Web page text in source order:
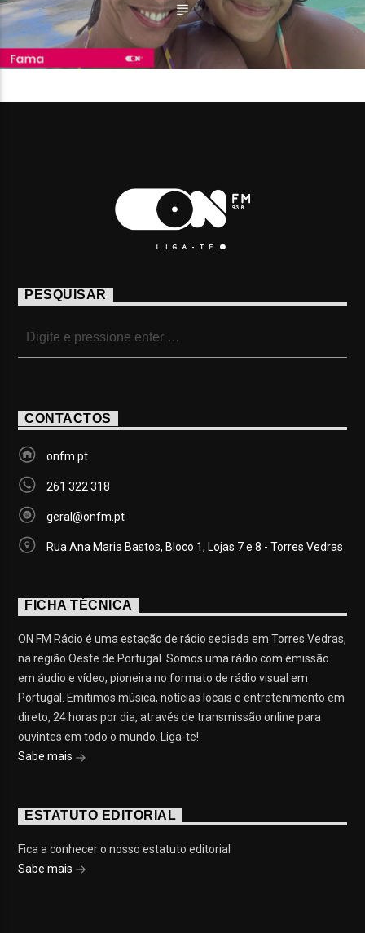
PESQUISAR
CONTACTOS
onfm.pt
261 322 318
geral@onfm.pt
Rua Ana Maria Bastos, Bloco 1, Lojas 7 e 8 - Torres Vedras
FICHA TÉCNICA
ON FM Rádio é uma estação de rádio sediada em Torres Vedras,
na região Oeste de Portugal. Somos uma rádio com emissão
em áudio e vídeo, pioneira no formato de rádio visual em
Portugal. Emitimos música, notícias locais e entretenimento em
direto, 24 horas por dia, através de transmissão online para
ouvintes em todo o mundo. Liga-te!
Sabe mais
ESTATUTO EDITORIAL
Fica a conhecer o nosso estatuto editorial
Sabe mais